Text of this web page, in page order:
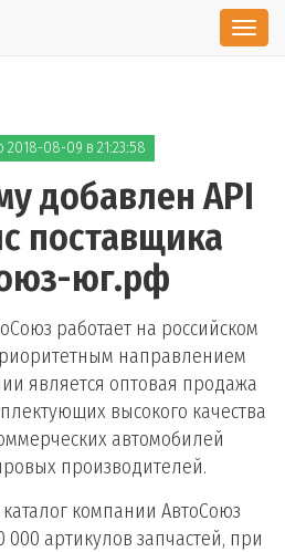
08-09 в 21:23:58
добавлен API
поставщика
юг.рф
работает на российском
направлением
является оптовая продажа
высокого качества
автомобилей
производителей.
компании АвтоСоюз
артикулов запчастей, при